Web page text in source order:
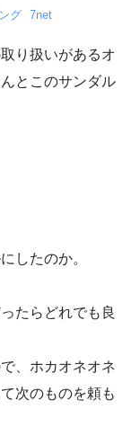
グ 7net
り扱いがあるオ
とこのサンダル
したのか。
たらどれでも良
、ホカオネオネ
次のものを頼も